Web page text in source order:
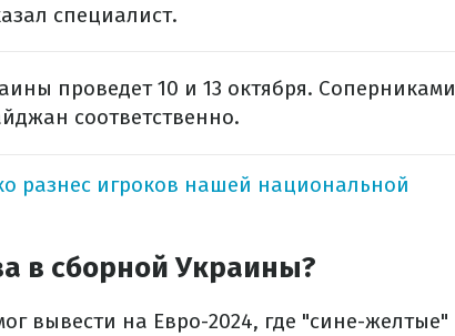
специалист.
проведет 10 и 13 октября. Соперниками
соответственно.
разнес игроков нашей национальной
в сборной Украины?
вывести на Евро-2024, где "сине-желтые"